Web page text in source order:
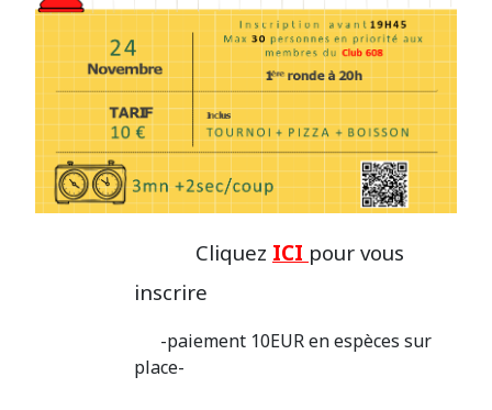
Cliquez ICI pour vous
inscrire
-paiement 10EUR en espèces sur
place-